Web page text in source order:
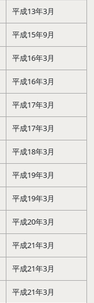
平成13年3月
平成15年9月
平成16年3月
平成16年3月
平成17年3月
平成17年3月
平成18年3月
平成19年3月
平成19年3月
平成20年3月
平成21年3月
平成21年3月
平成21年3月